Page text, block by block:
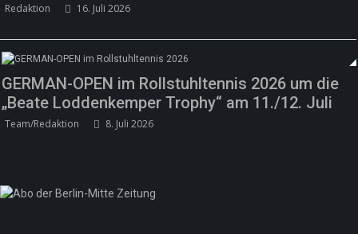
Redaktion 16. Juli 2026
GERMAN-OPEN im Rollstuhltennis 2026 um die
„Beate Loddenkemper Trophy“ am 11./12. Juli
Team/Redaktion 8. Juli 2026